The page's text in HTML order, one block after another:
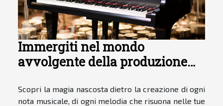
Immergiti nel mondo
avvolgente della produzione
Scopri la magia nascosta dietro la creazione di ogni
nota musicale, di ogni melodia che risuona nelle tue